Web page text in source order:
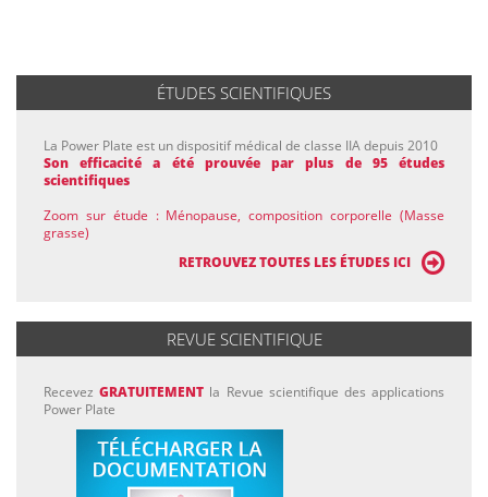
ÉTUDES SCIENTIFIQUES
La Power Plate est un dispositif médical de classe IIA depuis 2010
Son efficacité a été prouvée par plus de 95 études
scientifiques
Zoom sur étude : Ménopause, composition corporelle (Masse
grasse)
RETROUVEZ TOUTES LES ÉTUDES ICI
REVUE SCIENTIFIQUE
RecevezGRATUITEMENT la Revue scientifique des applications
Power Plate